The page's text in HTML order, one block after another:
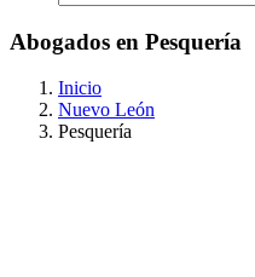
Abogados en Pesquería
Inicio
Nuevo León
Pesquería